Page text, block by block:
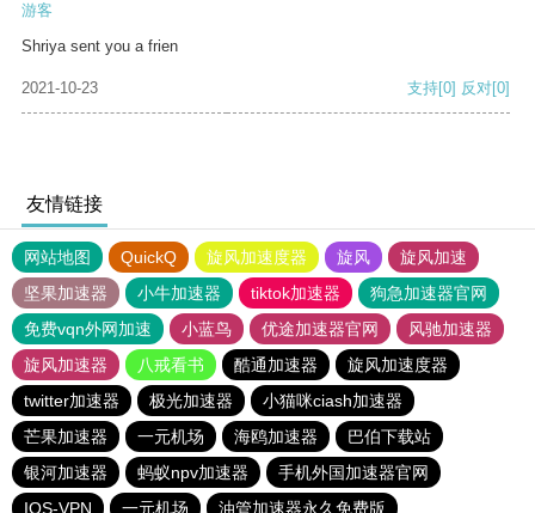
游客
Shriya sent you a frien
2021-10-23 支持[0] 反对[0]
友情链接
网站地图 QuickQ 旋风加速度器 旋风
旋风加速
坚果加速器
小牛加速器 tiktok加速器
狗急加速器官网
免费vqn外网加速
小蓝鸟 优途加速器官网
风驰加速器
旋风加速器
八戒看书 酷通加速器
旋风加速度器
twitter加速器
极光加速器
小猫咪ciash加速器
芒果加速器
一元机场 海鸥加速器
巴伯下载站
银河加速器
蚂蚁npv加速器
手机外国加速器官网
IOS-VPN
一元机场 油管加速器永久免费版